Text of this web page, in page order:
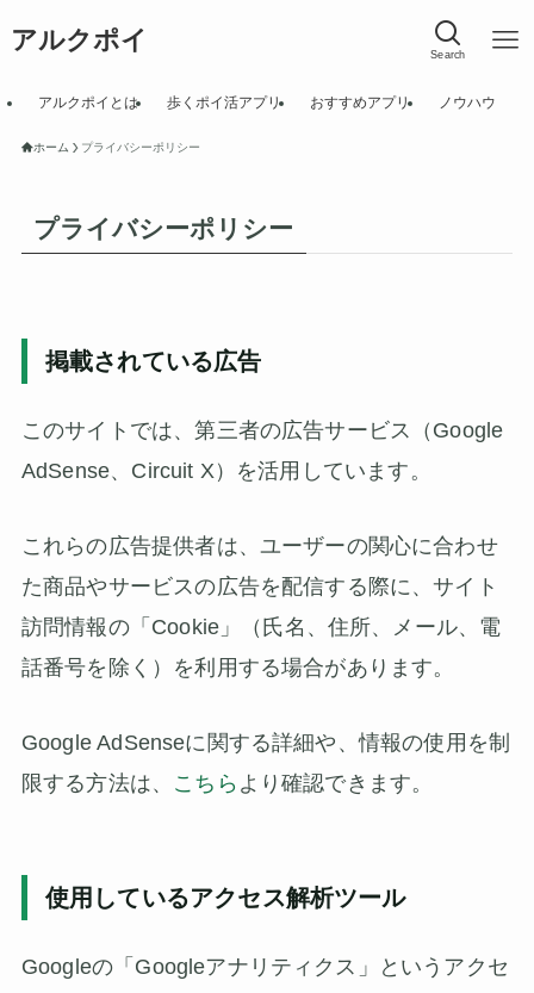
アルクポイ Search
アルクポイとは 歩くポイ活アプリ おすすめアプリ ノウハウ
ホーム プライバシーポリシー
プライバシーポリシー
掲載されている広告
このサイトでは、第三者の広告サービス（Google
AdSense、Circuit X）を活用しています。
これらの広告提供者は、ユーザーの関心に合わせ
た商品やサービスの広告を配信する際に、サイト
訪問情報の「Cookie」（氏名、住所、メール、電
話番号を除く）を利用する場合があります。
Google AdSenseに関する詳細や、情報の使用を制
限する方法は、 こちら より確認できます。
使用しているアクセス解析ツール
Googleの「Googleアナリティクス」というアクセ